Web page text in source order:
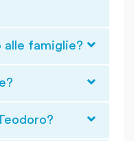
alle famiglie?